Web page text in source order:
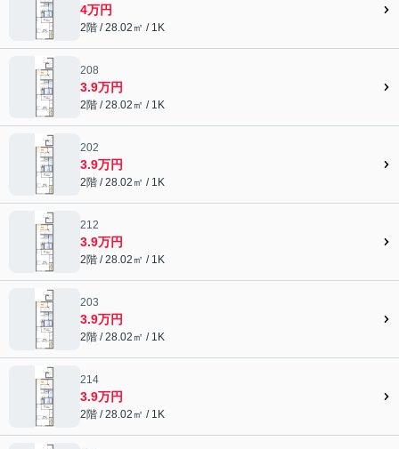
4万円
2階 / 28.02㎡ / 1K
208
3.9万円
2階 / 28.02㎡ / 1K
202
3.9万円
2階 / 28.02㎡ / 1K
212
3.9万円
2階 / 28.02㎡ / 1K
203
3.9万円
2階 / 28.02㎡ / 1K
214
3.9万円
2階 / 28.02㎡ / 1K